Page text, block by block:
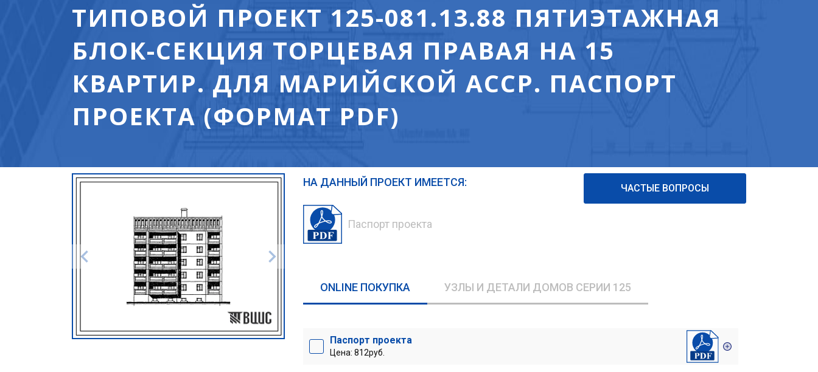
ТИПОВОЙ ПРОЕКТ 125-081.13.88 ПЯТИЭТАЖНАЯ
БЛОК-СЕКЦИЯ ТОРЦЕВАЯ ПРАВАЯ НА 15
КВАРТИР. ДЛЯ МАРИЙСКОЙ АССР. ПАСПОРТ
ПРОЕКТА (ФОРМАТ PDF)
НА ДАННЫЙ ПРОЕКТ ИМЕЕТСЯ:
Паспорт проекта
ЧАСТЫЕ ВОПРОСЫ
ONLINE ПОКУПКА УЗЛЫ И ДЕТАЛИ ДОМОВ СЕРИИ 125
Паспорт проекта
Цена: 812руб.